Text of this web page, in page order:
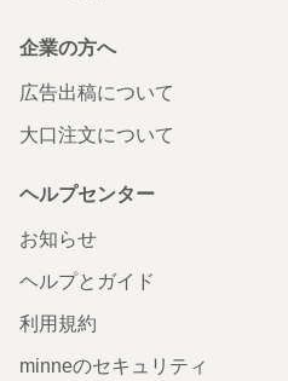
企業の方へ
広告出稿について
大口注文について
ヘルプセンター
お知らせ
ヘルプとガイド
利用規約
minneのセキュリティ